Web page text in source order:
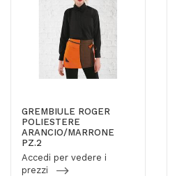
GREMBIULE ROGER
POLIESTERE
ARANCIO/MARRONE
PZ.2
Accedi per vedere i
prezzi